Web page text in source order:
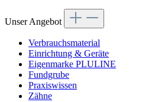
Unser Angebot
Verbrauchsmaterial
Einrichtung & Geräte
Eigenmarke PLULINE
Fundgrube
Praxiswissen
Zähne